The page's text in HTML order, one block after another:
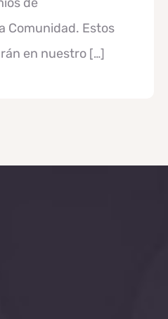
Comunidad. Estos
en nuestro […]